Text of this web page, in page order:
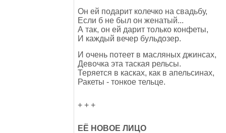
Он ей подарит колечко на свадьбу,
Если б не был он женатый...
А так, он ей дарит только конфеты,
И каждый вечер бульдозер.
И очень потеет в масляных джинсах,
Девочка эта таская рельсы.
Теряется в касках, как в апельсинах,
Ракеты - тонкое тельце.
+ + +
ЕЁ НОВОЕ ЛИЦО